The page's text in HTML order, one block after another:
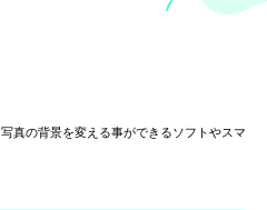
写真の背景を変える事ができるソフトやスマ